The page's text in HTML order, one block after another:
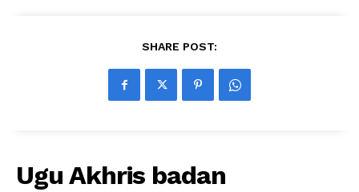
SHARE POST:
Ugu Akhris badan